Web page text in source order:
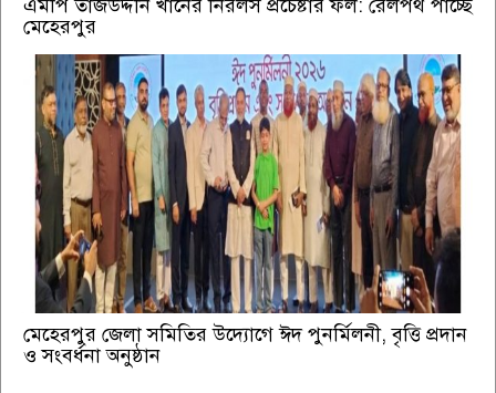
এমপি তাজউদ্দীন খানের নিরলস প্রচেষ্টার ফল: রেলপথ পাচ্ছে
মেহেরপুর
মেহেরপুর জেলা সমিতির উদ্যোগে ঈদ পুনর্মিলনী, বৃত্তি প্রদান
ও সংবর্ধনা অনুষ্ঠান